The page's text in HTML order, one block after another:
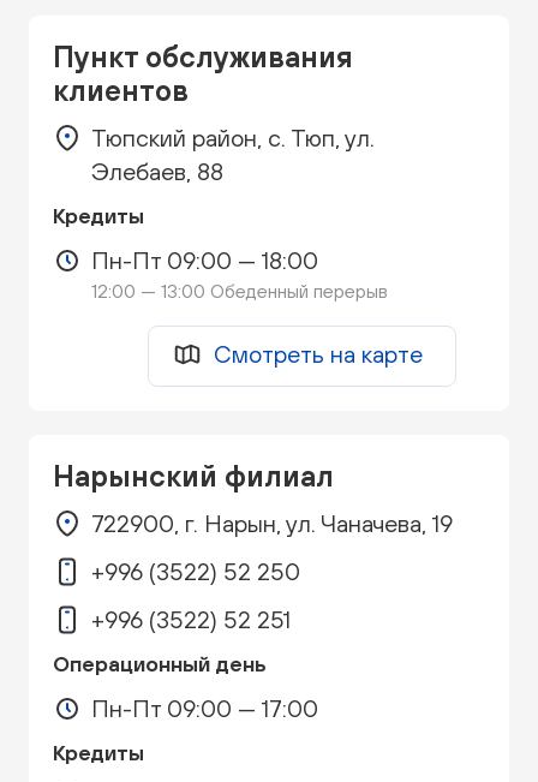
Пункт обслуживания
клиентов
Тюпский район, с. Тюп, ул.
Элебаев, 88
Кредиты
Пн-Пт 09:00 — 18:00
12:00 — 13:00 Обеденный перерыв
Смотреть на карте
Нарынский филиал
722900, г. Нарын, ул. Чаначева, 19
+996 (3522) 52 250
+996 (3522) 52 251
Операционный день
Пн-Пт 09:00 — 17:00
Кредиты